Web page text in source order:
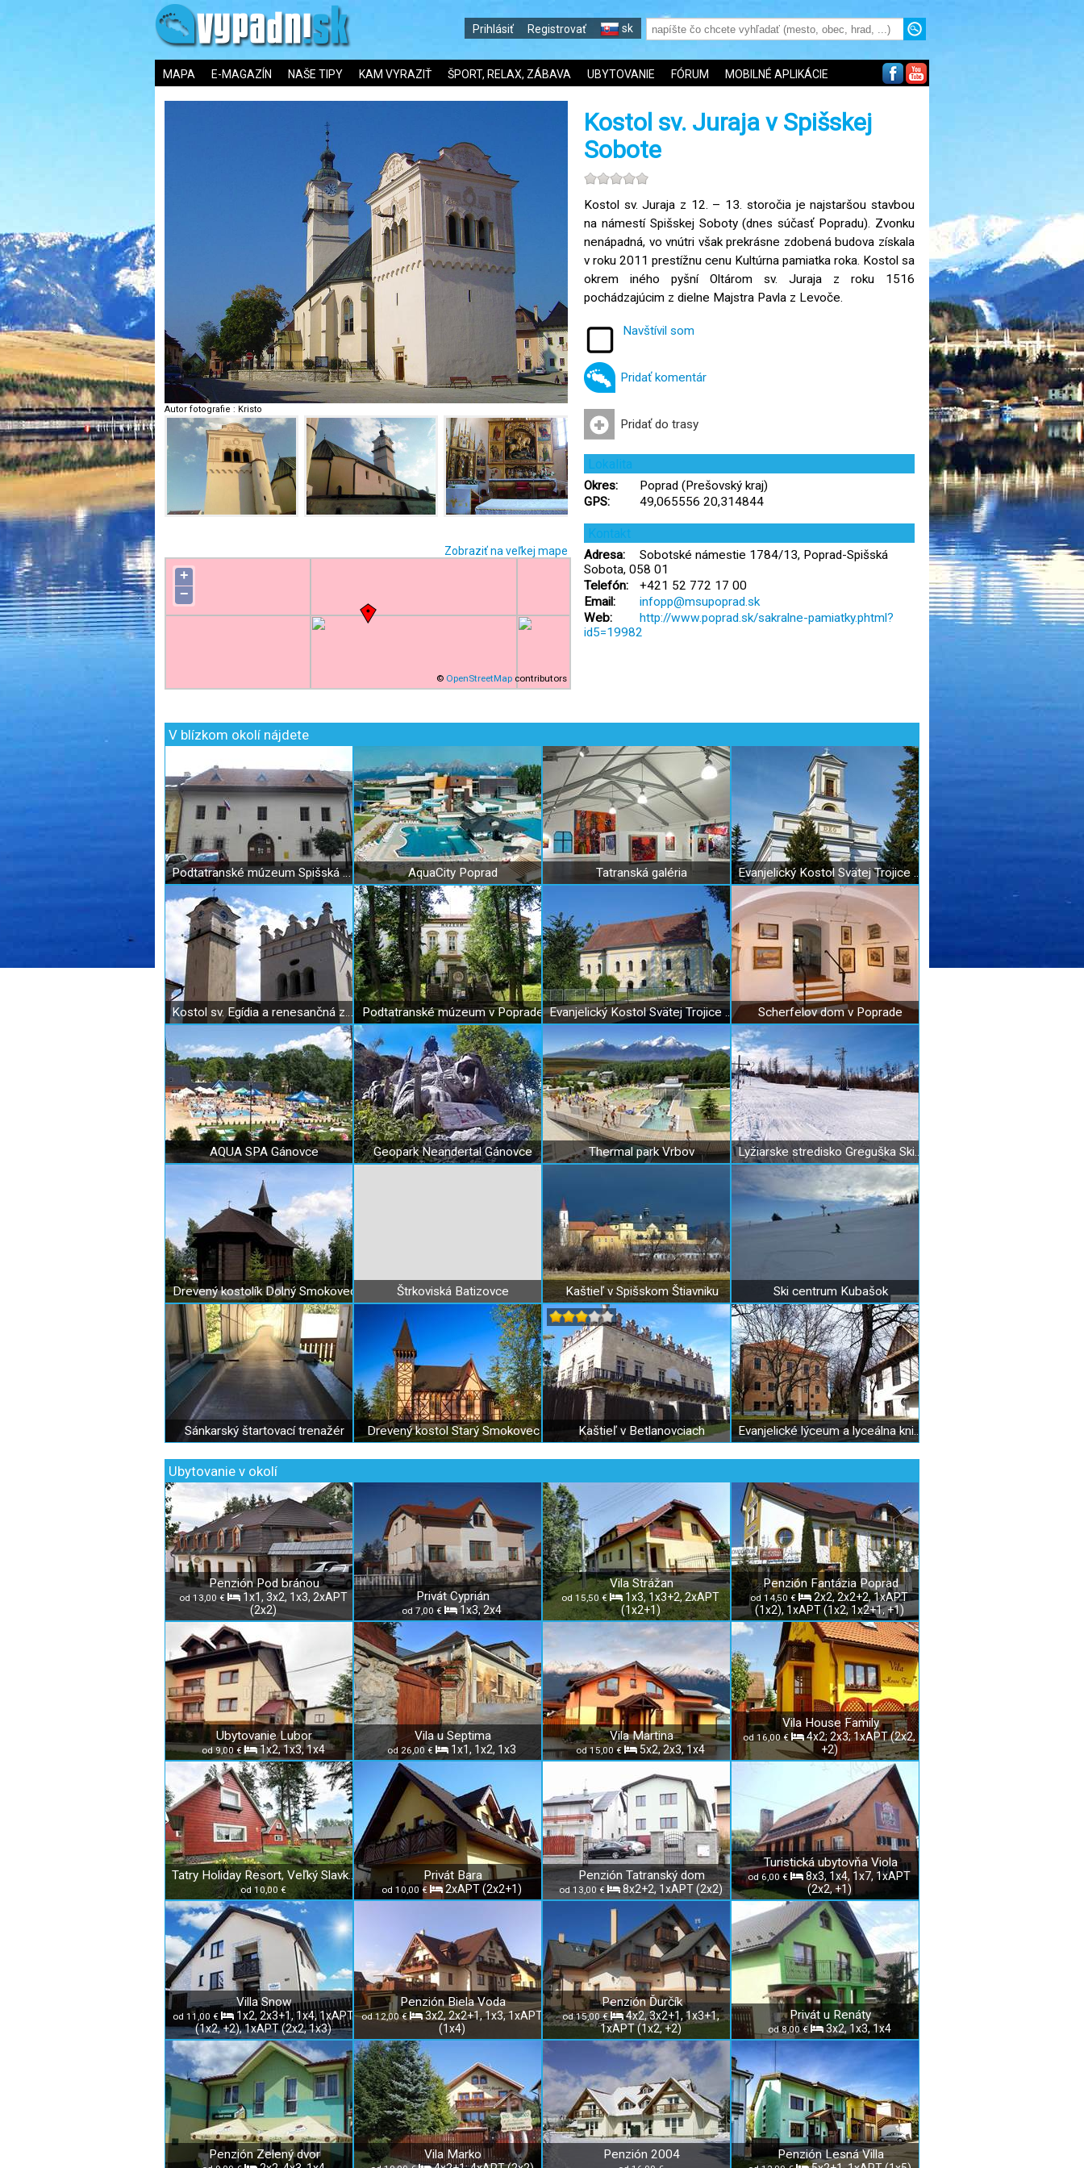
Prihlásiť Registrovať sk
MAPA E-MAGAZÍN NAŠE TIPY KAM VYRAZIŤ ŠPORT, RELAX, ZÁBAVA UBYTOVANIE FÓRUM MOBILNÉ APLIKÁCIE
Autor fotografie : Kristo
Zobraziť na veľkej mape
+
−
© OpenStreetMap contributors
Kostol sv. Juraja v Spišskej
Sobote
Kostol sv. Juraja z 12. – 13. storočia je najstaršou stavbou
na námestí Spišskej Soboty (dnes súčasť Popradu). Zvonku
nenápadná, vo vnútri však prekrásne zdobená budova získala
v roku 2011 prestížnu cenu Kultúrna pamiatka roka. Kostol sa
okrem iného pyšní Oltárom sv. Juraja z roku 1516
pochádzajúcim z dielne Majstra Pavla z Levoče.
Navštívil som
Pridať komentár
Pridať do trasy
Lokalita
Okres:
Poprad (Prešovský kraj)
GPS:
49,065556 20,314844
Kontakt
Adresa:
Sobotské námestie 1784/13, Poprad-Spišská
Sobota, 058 01
Telefón:
+421 52 772 17 00
Email:
infopp@msupoprad.sk
Web:
http://www.poprad.sk/sakralne-pamiatky.phtml?
id5=19982
V blízkom okolí nájdete
Podtatranské múzeum Spišská Sobota AquaCity Poprad Tatranská galéria Evanjelický Kostol Svätej Trojice v Poprade
Kostol sv. Egídia a renesančná zvonica v Poprade Podtatranské múzeum v Poprade Evanjelický Kostol Svätej Trojice v Poprade - Veľkej Scherfelov dom v Poprade
AQUA SPA Gánovce Geopark Neandertal Gánovce Thermal park Vrbov Lyžiarske stredisko Greguška Ski Pod lesom
Drevený kostolík Dolný Smokovec Štrkoviská Batizovce Kaštieľ v Spišskom Štiavniku Ski centrum Kubašok
Sánkarský štartovací trenažér Drevený kostol Starý Smokovec Kaštieľ v Betlanovciach Evanjelické lýceum a lyceálna knižnica Kežmarok
Ubytovanie v okolí
Penzión Pod bránou
od 13,00 €
1x1, 3x2, 1x3, 2xAPT
(2x2)
Privát Cyprián
od 7,00 € 1x3, 2x4
Vila Strážan
od 15,50 €
1x3, 1x3+2, 2xAPT
(1x2+1)
Penzión Fantázia Poprad
od 14,50 €
2x2, 2x2+2, 1xAPT
(1x2), 1xAPT (1x2, 1x2+1, +1)
Ubytovanie Lubor
od 9,00 € 1x2, 1x3, 1x4
Vila u Septima
od 26,00 € 1x1, 1x2, 1x3
Vila Martina
od 15,00 € 5x2, 2x3, 1x4
Vila House Family
od 16,00 €
4x2; 2x3; 1xAPT (2x2,
+2)
Tatry Holiday Resort, Veľký Slavkov
od 10,00 €
Privát Bara
od 10,00 € 2xAPT (2x2+1)
Penzión Tatranský dom
od 13,00 € 8x2+2, 1xAPT (2x2)
Turistická ubytovňa Viola
od 6,00 €
8x3, 1x4, 1x7, 1xAPT
(2x2, +1)
Villa Snow
od 11,00 €
1x2, 2x3+1, 1x4, 1xAPT
(1x2, +2), 1xAPT (2x2, 1x3)
Penzión Biela Voda
od 12,00 €
3x2, 2x2+1, 1x3, 1xAPT
(1x4)
Penzión Ďurčík
od 15,00 €
4x2, 3x2+1, 1x3+1,
1xAPT (1x2, +2)
Privát u Renáty
od 8,00 € 3x2, 1x3, 1x4
Penzión Zelený dvor Vila Marko Penzión 2004 Penzión Lesná Villa